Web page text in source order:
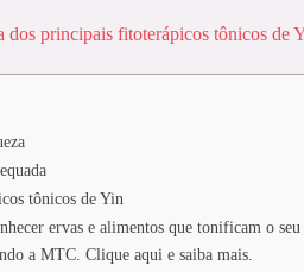
dos principais fitoterápicos tônicos de
tônicos de Yin
ervas e alimentos que tonificam o
a MTC. Clique aqui e saiba mais.